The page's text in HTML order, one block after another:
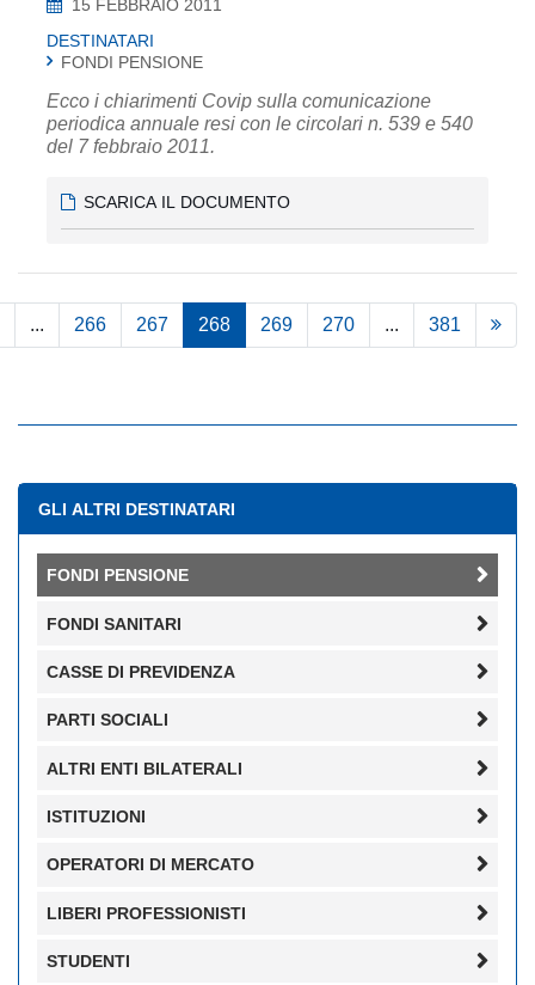
15 FEBBRAIO 2011
DESTINATARI
FONDI PENSIONE
Ecco i chiarimenti Covip sulla comunicazione
periodica annuale resi con le circolari n. 539 e 540
del 7 febbraio 2011.
SCARICA IL DOCUMENTO
... 266 267 268 269 270 ... 381
GLI ALTRI DESTINATARI
FONDI PENSIONE
FONDI SANITARI
CASSE DI PREVIDENZA
PARTI SOCIALI
ALTRI ENTI BILATERALI
ISTITUZIONI
OPERATORI DI MERCATO
LIBERI PROFESSIONISTI
STUDENTI